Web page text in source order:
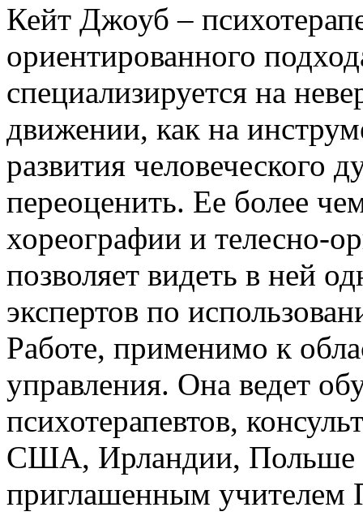
Кейт Джоуб –
ориентированного
специализируется на
движении, как на
развития человеческого
переоценить. Ее более
хореографии и телесно-
позволяет видеть в ней
экспертов по
Работе, применимо к
управления. Она ведет
психотерапевтов,
США, Ирландии, Польше
приглашенным учителем